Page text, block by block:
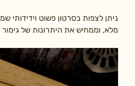
ניתן לצפות בסרטון פשוט וידידותי
מלא, וממחיש את היתרונות של גימור